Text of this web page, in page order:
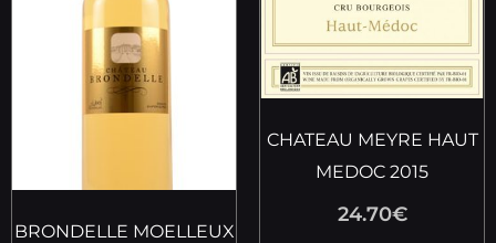
BRONDELLE MOELLEUX
CHATEAU MEYRE HAUT
MEDOC 2015
24.70€